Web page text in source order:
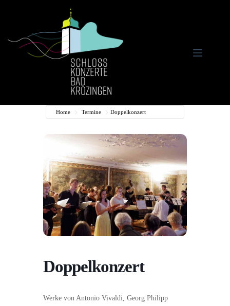
Home Termine Doppelkonzert
Doppelkonzert
Werke von Antonio Vivaldi, Georg Philipp